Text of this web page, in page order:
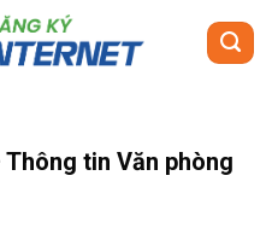
Thông tin Văn phòng